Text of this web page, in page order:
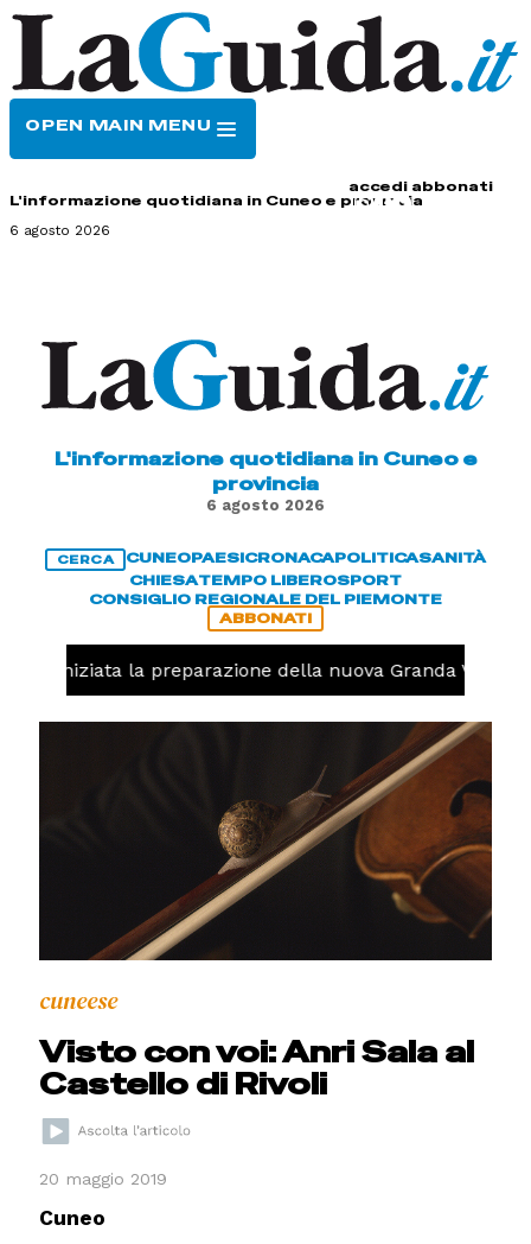
OPEN MAIN MENU
accedi abbonati
L'informazione quotidiana in Cuneo e provincia
6 agosto 2026
L'informazione quotidiana in Cuneo e
provincia
6 agosto 2026
CERCA CUNEOPAESICRONACAPOLITICASANITÀ
CHIESATEMPO LIBEROSPORT
CONSIGLIO REGIONALE DEL PIEMONTE
ABBONATI
iniziata la preparazione della nuova Granda Volley
cuneese
Visto con voi: Anri Sala al
Castello di Rivoli
20 maggio 2019
Cuneo